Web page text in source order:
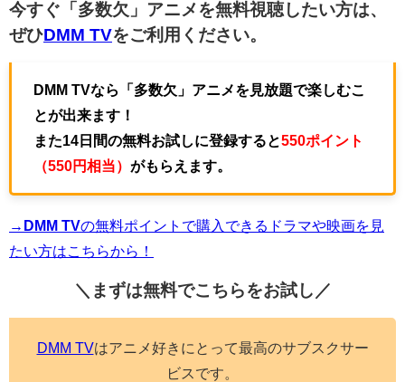
今すぐ「多数欠」アニメを無料視聴したい方は、
ぜひ DMM TVをご利用ください。
DMM TVなら「多数欠」アニメを見放題で楽しむこ
とが出来ます！
また14日間の無料お試しに登録すると550ポイント
（550円相当） がもらえます。
→DMM TVの無料ポイントで購入できるドラマや映画を見
たい方はこちらから！
＼まずは無料でこちらをお試し／
DMM TVはアニメ好きにとって最高のサブスクサー
ビスです。